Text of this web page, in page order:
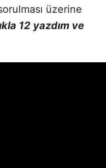
üzerine
12 yazdım ve